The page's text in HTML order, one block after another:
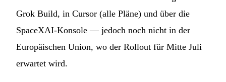
Grok Build, in Cursor (alle Pläne) und über die
SpaceXAI-Konsole — jedoch noch nicht in der
Europäischen Union, wo der Rollout für Mitte Juli
erwartet wird.